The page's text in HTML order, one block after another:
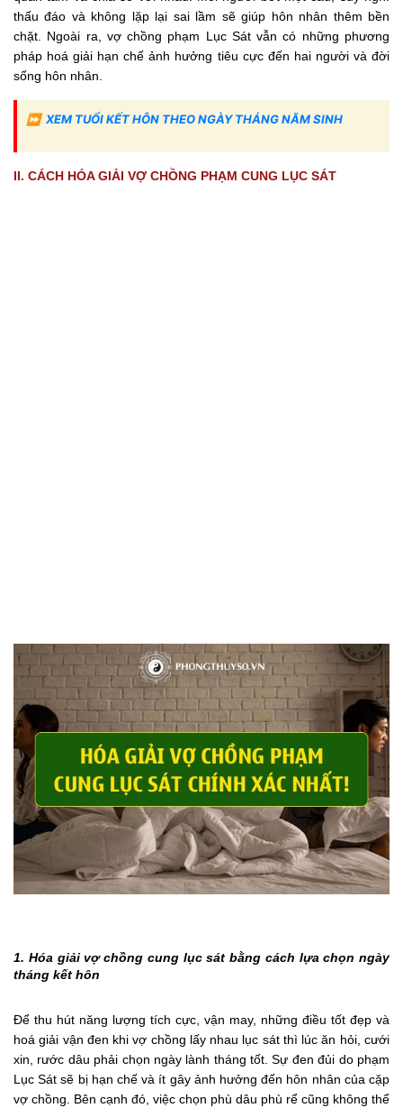
thấu đáo và không lặp lại sai lầm sẽ giúp hôn nhân thêm bền
chặt. Ngoài ra, vợ chồng phạm Lục Sát vẫn có những phương
pháp hoá giải hạn chế ảnh hưởng tiêu cực đến hai người và đời
sống hôn nhân.
⏩ XEM TUỔI KẾT HÔN THEO NGÀY THÁNG NĂM SINH
II. CÁCH HÓA GIẢI VỢ CHỒNG PHẠM CUNG LỤC SÁT
1. Hóa giải vợ chồng cung lục sát bằng cách lựa chọn ngày
tháng kết hôn
Để thu hút năng lượng tích cực, vận may, những điều tốt đẹp và
hoá giải vận đen khi vợ chồng lấy nhau lục sát thì lúc ăn hỏi, cưới
xin, rước dâu phải chọn ngày lành tháng tốt. Sự đen đủi do phạm
Lục Sát sẽ bị hạn chế và ít gây ảnh hưởng đến hôn nhân của cặp
vợ chồng. Bên cạnh đó, việc chọn phù dâu phù rể cũng không thể